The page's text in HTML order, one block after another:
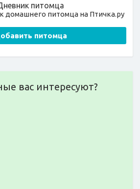
питомца
домашнего питомца на Птичка.ру
питомца
вас интересуют?